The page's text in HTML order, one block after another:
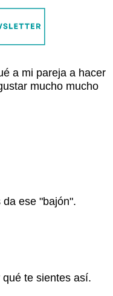
a mi pareja a hacer
mucho mucho
ese "bajón".
te sientes así.